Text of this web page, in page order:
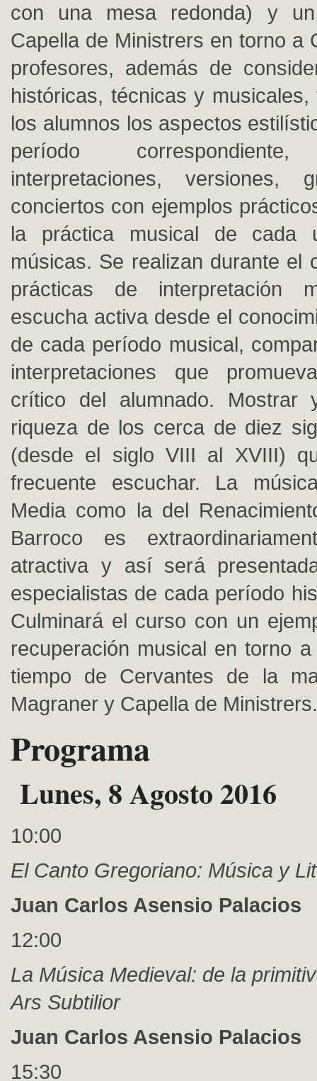
con una mesa redonda) y
Capella de Ministrers en torno a
profesores, además de
históricas, técnicas y
los alumnos los aspectos
período correspondiente,
interpretaciones, versiones,
conciertos con ejemplos
la práctica musical de cada
músicas. Se realizan durante el
prácticas de interpretación
escucha activa desde el
de cada período musical,
interpretaciones que
crítico del alumnado. Mostrar
riqueza de los cerca de diez
(desde el siglo VIII al XVIII)
frecuente escuchar. La
Media como la del
Barroco es
atractiva y así será
especialistas de cada período
Culminará el curso con un
recuperación musical en torno
tiempo de Cervantes de la
Magraner y Capella de Ministrers.
Programa
Lunes, 8 Agosto 2016
10:00
El Canto Gregoriano: Música y
Juan Carlos Asensio Palacios
12:00
La Música Medieval: de la
Ars Subtilior
Juan Carlos Asensio Palacios
15:30